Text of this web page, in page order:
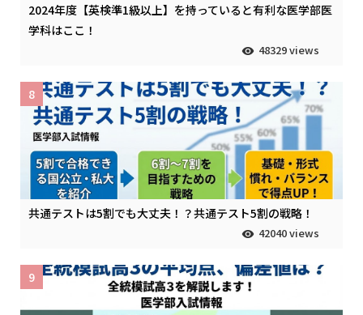
2024年度【英検準1級以上】を持っていると有利な医学部医
学科はここ！
48329 views
共通テストは5割でも大丈夫！？共通テスト5割の戦略！
42040 views
8
9